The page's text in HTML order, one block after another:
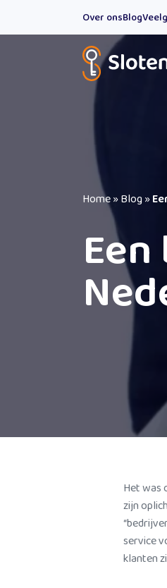
Over onsBlog
Home»Blog»
Het was
zijn
service
klanten